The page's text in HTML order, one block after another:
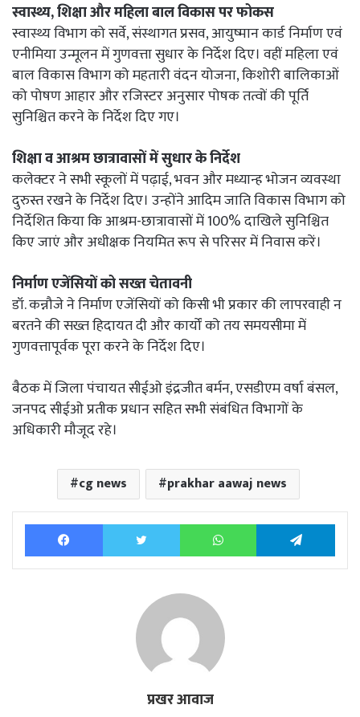
स्वास्थ्य, शिक्षा और महिला बाल विकास पर फोकस
स्वास्थ्य विभाग को सर्वे, संस्थागत प्रसव, आयुष्मान कार्ड निर्माण एवं
एनीमिया उन्मूलन में गुणवत्ता सुधार के निर्देश दिए। वहीं महिला एवं
बाल विकास विभाग को महतारी वंदन योजना, किशोरी बालिकाओं
को पोषण आहार और रजिस्टर अनुसार पोषक तत्वों की पूर्ति
सुनिश्चित करने के निर्देश दिए गए।
शिक्षा व आश्रम छात्रावासों में सुधार के निर्देश
कलेक्टर ने सभी स्कूलों में पढ़ाई, भवन और मध्यान्ह भोजन व्यवस्था
दुरुस्त रखने के निर्देश दिए। उन्होंने आदिम जाति विकास विभाग को
निर्देशित किया कि आश्रम-छात्रावासों में 100% दाखिले सुनिश्चित
किए जाएं और अधीक्षक नियमित रूप से परिसर में निवास करें।
निर्माण एजेंसियों को सख्त चेतावनी
डॉ. कन्नौजे ने निर्माण एजेंसियों को किसी भी प्रकार की लापरवाही न
बरतने की सख्त हिदायत दी और कार्यों को तय समयसीमा में
गुणवत्तापूर्वक पूरा करने के निर्देश दिए।
बैठक में जिला पंचायत सीईओ इंद्रजीत बर्मन, एसडीएम वर्षा बंसल,
जनपद सीईओ प्रतीक प्रधान सहित सभी संबंधित विभागों के
अधिकारी मौजूद रहे।
cg news prakhar aawaj news
Facebook Twitter WhatsApp
प्रखर आवाज